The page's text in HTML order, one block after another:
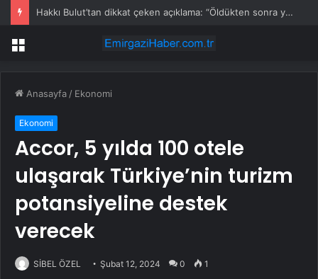
Hakkı Bulut’tan dikkat çeken açıklama: “Öldükten sonra yapsalar ne olur?”
Menü
Anasayfa / Ekonomi
Ekonomi
Accor, 5 yılda 100 otele
ulaşarak Türkiye’nin turizm
potansiyeline destek
verecek
SİBEL ÖZEL Şubat 12, 2024 0 1